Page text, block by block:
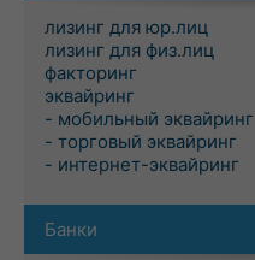
лизинг для юр.лиц
лизинг для физ.лиц
факторинг
эквайринг
- мобильный эквайринг
- торговый эквайринг
- интернет-эквайринг
Банки